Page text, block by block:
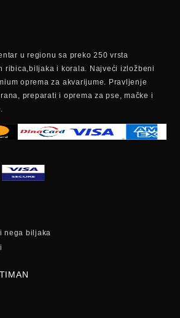
u regionu sa preko 250 vrsta
ribica,biljaka i korala. Najveći izložbeni
oprema za akvarijume. Pravljenje
preparati i oprema za pse, mačke i
nega biljaka